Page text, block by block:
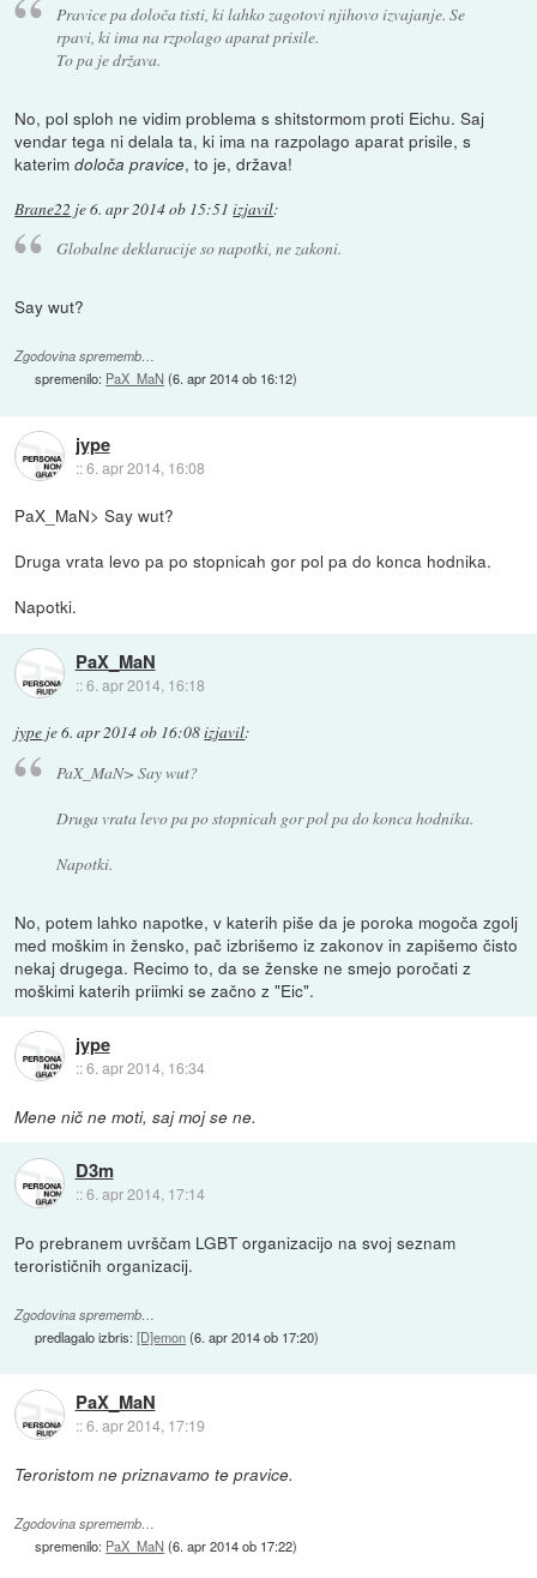
Pravice pa določa tisti, ki lahko zagotovi njihovo izvajanje. Se
rpavi, ki ima na rzpolago aparat prisile.
To pa je država.
No, pol sploh ne vidim problema s shitstormom proti Eichu. Saj
vendar tega ni delala ta, ki ima na razpolago aparat prisile, s
katerimdoloča pravice, to je, država!
Brane22 je6. apr 2014 ob 15:51 izjavil:
Globalne deklaracije so napotki, ne zakoni.
Say wut?
Zgodovina sprememb…
spremenilo: PaX_MaN (6. apr 2014 ob 16:12)
jype
::6. apr 2014, 16:08
PaX_MaN> Say wut?
Druga vrata levo pa po stopnicah gor pol pa do konca hodnika.
Napotki.
PaX_MaN
::6. apr 2014, 16:18
jype je6. apr 2014 ob 16:08izjavil:
PaX_MaN> Say wut?
Druga vrata levo pa po stopnicah gor pol pa do konca hodnika.
Napotki.
No, potem lahko napotke, v katerih piše da je poroka mogoča zgolj
med moškim in žensko, pač izbrišemo iz zakonov in zapišemo čisto
nekaj drugega. Recimo to, da se ženske ne smejo poročati z
moškimi katerih priimki se začno z "Eic".
jype
::6. apr 2014, 16:34
Mene nič ne moti, saj moj se ne.
D3m
::6. apr 2014, 17:14
Po prebranem uvrščam LGBT organizacijo na svoj seznam
terorističnih organizacij.
Zgodovina sprememb…
predlagalo izbris:[D]emon(6. apr 2014 ob 17:20)
PaX_MaN
::6. apr 2014, 17:19
Teroristom ne priznavamo te pravice.
Zgodovina sprememb…
spremenilo: PaX_MaN(6. apr 2014 ob 17:22)